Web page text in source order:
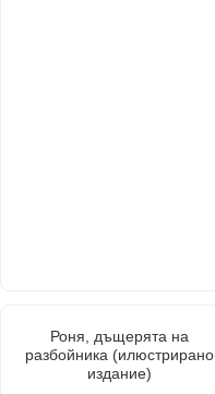
Роня, дъщерята на
разбойника (илюстрирано
издание)